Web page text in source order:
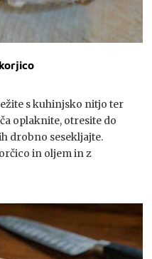
s kuhinjsko nitjo ter
oplaknite, otresite do
drobno sesekljajte.
in oljem in z